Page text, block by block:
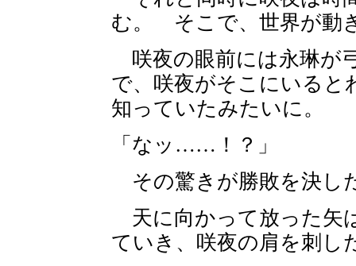
む。 そこで、世界が動
咲夜の眼前には永琳が
で、咲夜がそこにいる
知っていたみたいに。
「なッ……！？」
その驚きが勝敗を決し
天に向かって放った矢
ていき、咲夜の肩を刺し